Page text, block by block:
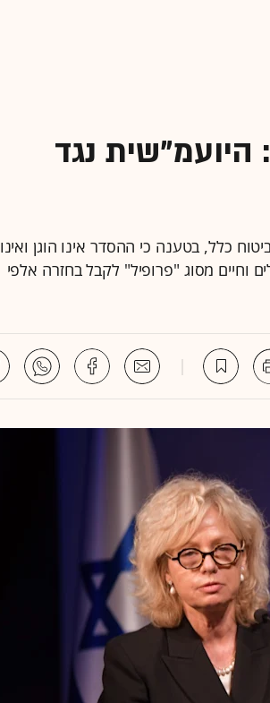
היועמ"שית נגד
כלל, בטענה כי ההסדר אינו הוגן ואינו
וחיים מסוג "פרופיל" לקבל בחזרה אלפי